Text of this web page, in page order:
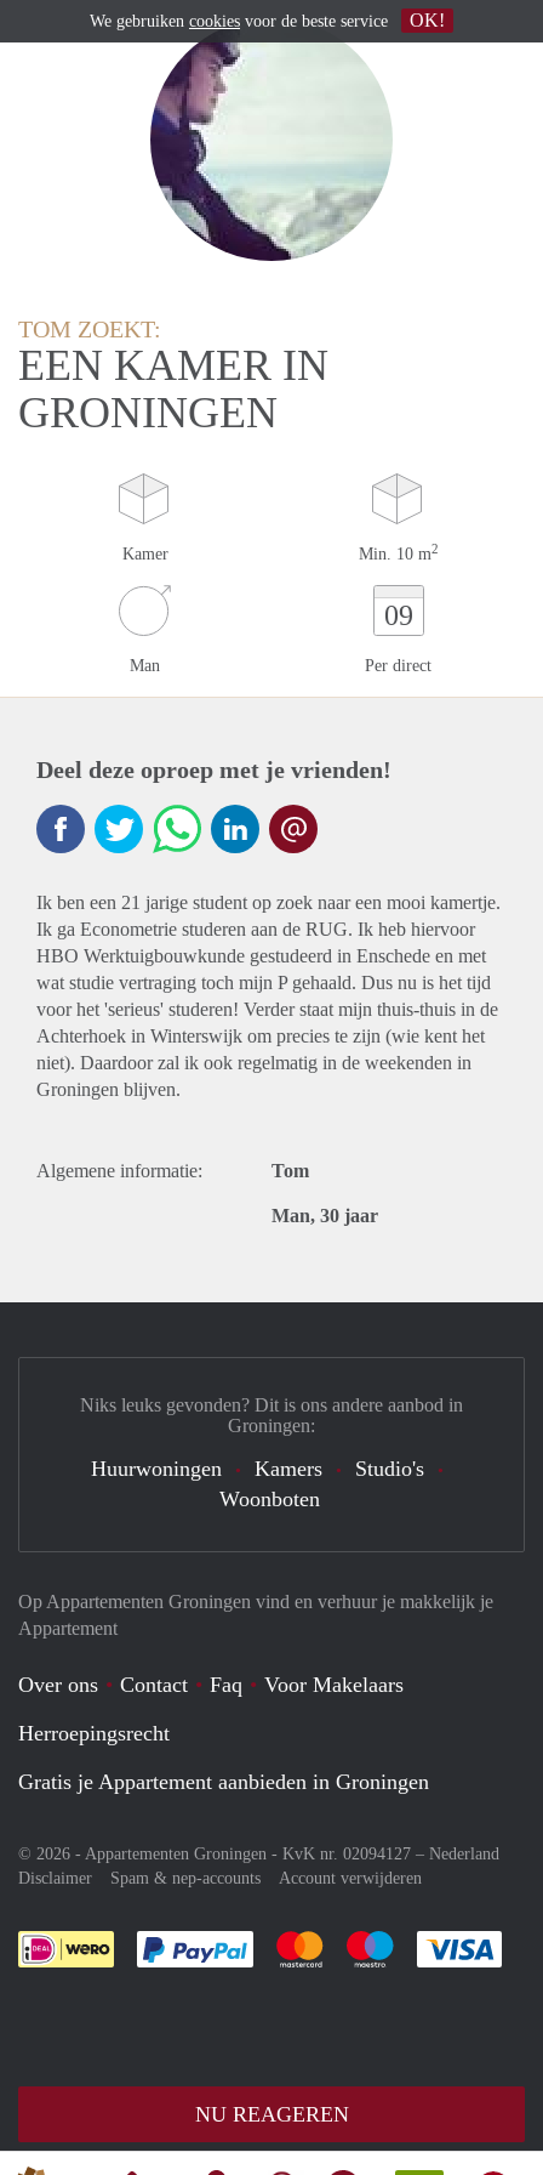
TOM ZOEKT:
EEN KAMER IN
GRONINGEN
Kamer Min. 10 m2
Man
09
Per direct
Deel deze oproep met je vrienden!
Ik ben een 21 jarige student op zoek naar een mooi kamertje.
Ik ga Econometrie studeren aan de RUG. Ik heb hiervoor
HBO Werktuigbouwkunde gestudeerd in Enschede en met
wat studie vertraging toch mijn P gehaald. Dus nu is het tijd
voor het 'serieus' studeren! Verder staat mijn thuis-thuis in de
Achterhoek in Winterswijk om precies te zijn (wie kent het
niet). Daardoor zal ik ook regelmatig in de weekenden in
Groningen blijven.
Algemene informatie: Tom
Man, 30 jaar
NU REAGEREN
Op Appartementen Groningen vind en verhuur je makkelijk je
Appartement
Over ons Contact Faq
Voor Makelaars
Herroepingsrecht
Gratis je Appartement aanbieden in Groningen
© 2026 - Appartementen Groningen - KvK nr. 02094127 – Nederland
Disclaimer
Spam & nep-accounts Account verwijderen
Je rekent gemakkelijk af met Paypal
Je rekent gemakkelijk af met
Je rekent
Niks leuks gevonden? Dit is ons andere aanbod in
Groningen:
Huurwoningen Kamers
Studio's
Woonboten
We gebruiken cookies voor de beste service OK!